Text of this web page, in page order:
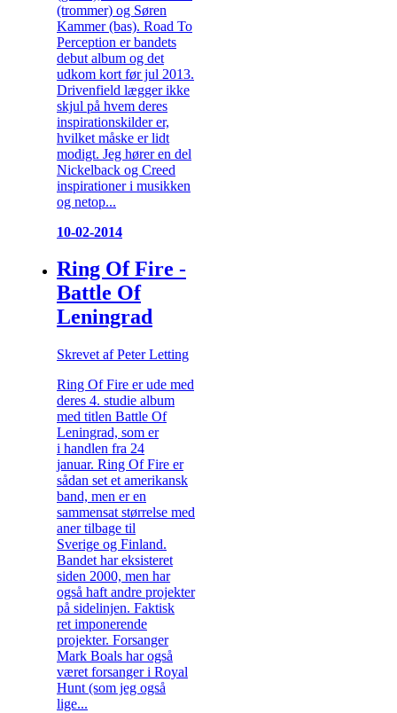
(trommer) og Søren
Kammer (bas). Road To
Perception er bandets
debut album og det
udkom kort før jul 2013.
Drivenfield lægger ikke
skjul på hvem deres
inspirationskilder er,
hvilket måske er lidt
modigt. Jeg hører en del
Nickelback og Creed
inspirationer i musikken
og netop...
10-02-2014
Ring Of Fire -
Battle Of
Leningrad
Skrevet af Peter Letting
Ring Of Fire er ude med
deres 4. studie album
med titlen Battle Of
Leningrad, som er
i handlen fra 24
januar. Ring Of Fire er
sådan set et amerikansk
band, men er en
sammensat størrelse med
aner tilbage til
Sverige og Finland.
Bandet har eksisteret
siden 2000, men har
også haft andre projekter
på sidelinjen. Faktisk
ret imponerende
projekter. Forsanger
Mark Boals har også
været forsanger i Royal
Hunt (som jeg også
lige...